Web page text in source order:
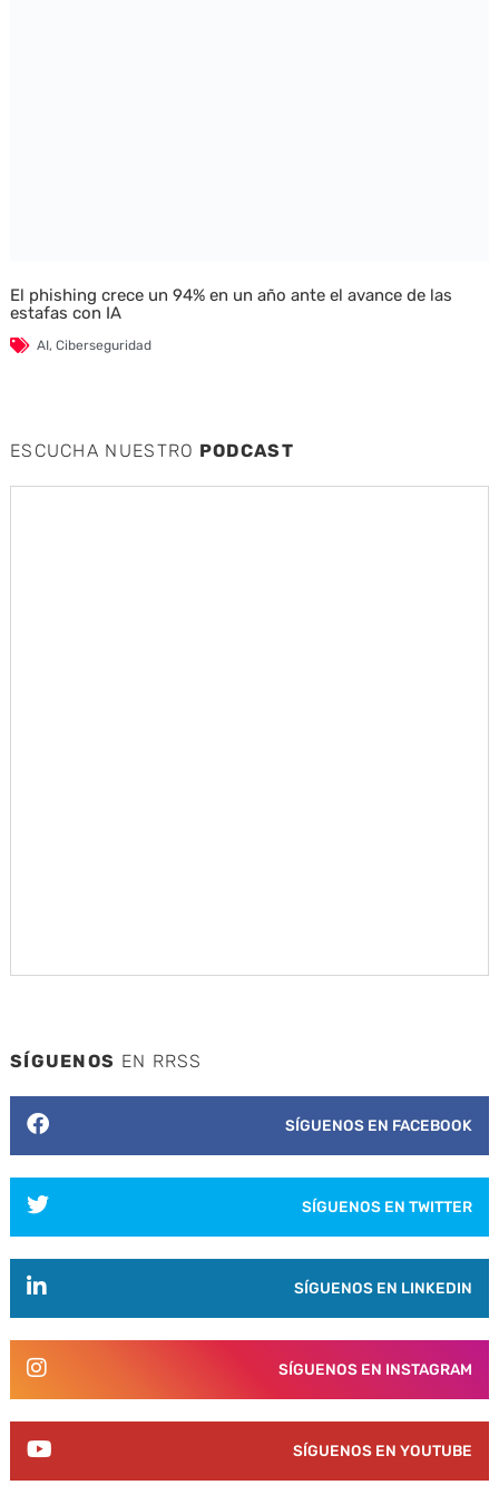
El phishing crece un 94% en un año ante el avance de las
estafas con IA
AI, Ciberseguridad
ESCUCHA NUESTRO PODCAST
SÍGUENOS EN RRSS
SÍGUENOS EN FACEBOOK
SÍGUENOS EN TWITTER
SÍGUENOS EN LINKEDIN
SÍGUENOS EN INSTAGRAM
SÍGUENOS EN YOUTUBE